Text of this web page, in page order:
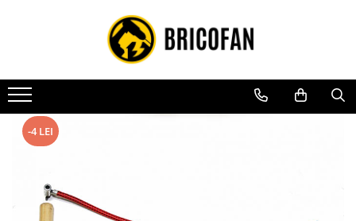
Toate Produsele
Vehicule electrice
Atv
Cu permis
Masini electrice
Motocross
-4 LEI